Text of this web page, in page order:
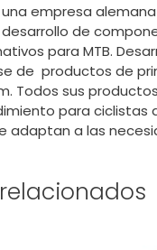
una empresa
de
para MTB.
de productos de
Todos sus
para ciclistas
adaptan a las